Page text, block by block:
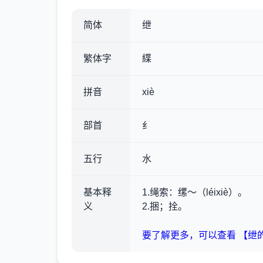
简体 绁
繁体字 緤
拼音 xiè
部首 纟
五行 水
基本释
义
1.绳索 ：缧～（léixiè）。
2.捆；拴。
要了解更多，可以查看 【绁